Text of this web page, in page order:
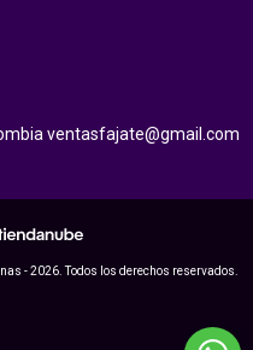
ventasfajate@gmail.com
- 2026. Todos los derechos reservados.